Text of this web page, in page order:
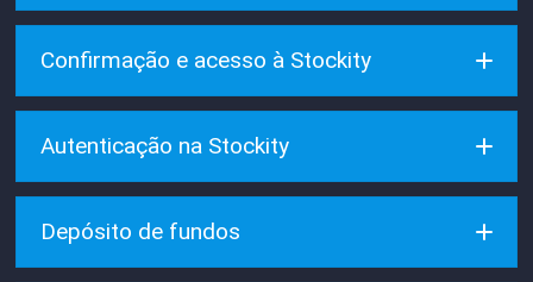
Confirmação e acesso à Stockity
Autenticação na Stockity
Depósito de fundos